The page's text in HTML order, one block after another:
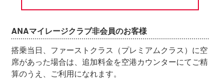
ANAマイレージクラブ非会員のお客様
搭乗当日、ファーストクラス（プレミアムクラス）に空
席があった場合は、追加料金を空港カウンターにてご精
算のうえ、ご利用になれます。